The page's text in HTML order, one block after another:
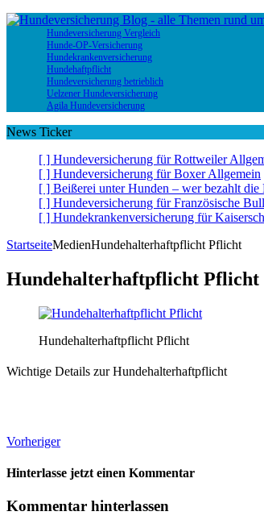
Hundeversicherung Vergleich
Hunde-OP-Versicherung
Hundekrankenversicherung
Hundehaftpflicht
Hundeversicherung betrieblich
Uelzener Hundeversicherung
Agila Hundeversicherung
News Ticker
[ ] Hundeversicherung für Rottweiler
[ ] Hundeversicherung für BoxerAllgemein
[ ] Beißerei unter Hunden – wer bezahlt die
[ ] Hundeversicherung für Französische
[ ] Hundekrankenversicherung für
StartseiteMedienHundehalterhaftpflicht Pflicht
Hundehalterhaftpflicht Pflicht
Hundehalterhaftpflicht Pflicht
Wichtige Details zur Hundehalterhaftpflicht
Vorheriger
Hinterlasse jetzt einen Kommentar
Kommentar hinterlassen